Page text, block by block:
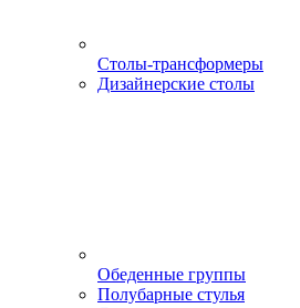
Столы-трансформеры
Дизайнерские столы
Обеденные группы
Полубарные стулья